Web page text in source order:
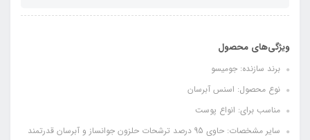
ویژگی‌های محصول
برند سازنده: جومیسو
نوع محصول: اسنس آبرسان
مناسب برای: انواع پوست
سایر مشخصات: حاوی 95 درصد ترشحات حلزون جوانساز و آبرسان قدرتمند